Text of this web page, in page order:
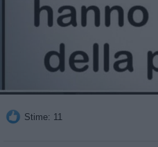
Stime: 11